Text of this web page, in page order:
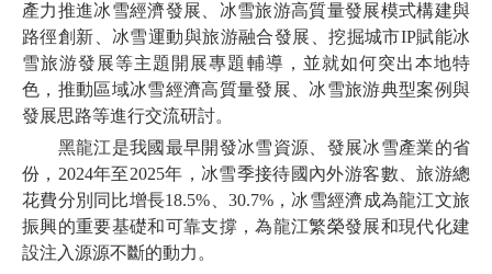
產力推進冰雪經濟發展、冰雪旅游高質量發展模式構建與
路徑創新、冰雪運動與旅游融合發展、挖掘城市IP賦能冰
雪旅游發展等主題開展專題輔導，並就如何突出本地特
色，推動區域冰雪經濟高質量發展、冰雪旅游典型案例與
發展思路等進行交流研討。
黑龍江是我國最早開發冰雪資源、發展冰雪產業的省
份，2024年至2025年，冰雪季接待國內外游客數、旅游總
花費分別同比增長18.5%、30.7%，冰雪經濟成為龍江文旅
振興的重要基礎和可靠支撐，為龍江繁榮發展和現代化建
設注入源源不斷的動力。